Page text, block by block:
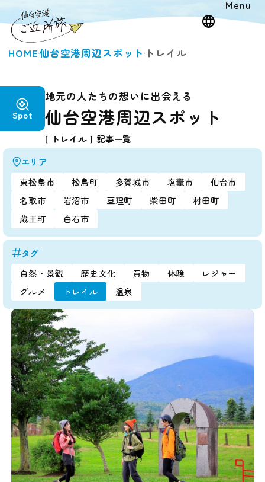
Menu
HOME仙台空港周辺スポット トレイル
Spot
地元の人たちの想いに出会える
仙台空港周辺スポット
[ トレイル ] 記事一覧
エリア
東松島市
松島町 多賀城市 塩竈市
仙台市
名取市
岩沼市 亘理町 柴田町
村田町
蔵王町
白石市
タグ
自然・景観
歴史文化 買物 体験
レジャー
グルメ
トレイル 温泉